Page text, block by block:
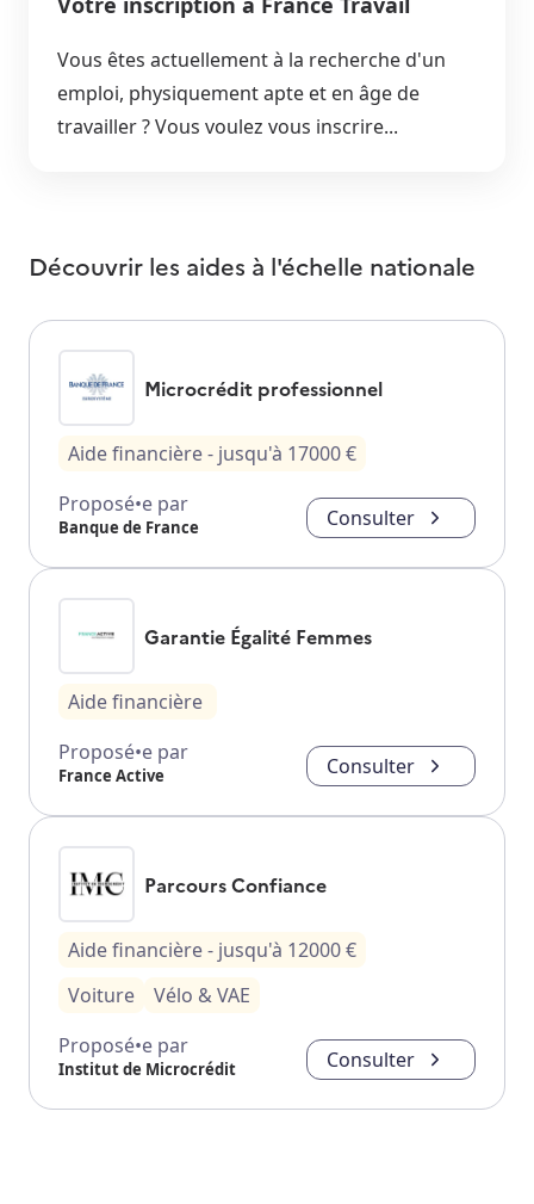
Vous êtes actuellement à la recherche d'un
emploi, physiquement apte et en âge de
travailler ? Vous voulez vous inscrire...
Découvrir les aides à l'échelle nationale
Microcrédit professionnel
Aide financière- jusqu'à 17000€
Proposé•e par
Banque de France Consulter
Garantie Égalité Femmes
Aide financière
Proposé•e par
France Active Consulter
Parcours Confiance
Aide financière- jusqu'à 12000€
Voiture
Vélo & VAE
Proposé•e par
Institut de Microcrédit Consulter